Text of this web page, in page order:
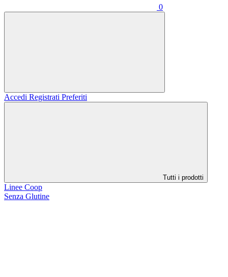
0
Accedi Registrati Preferiti
Tutti i prodotti
Linee Coop
Senza Glutine